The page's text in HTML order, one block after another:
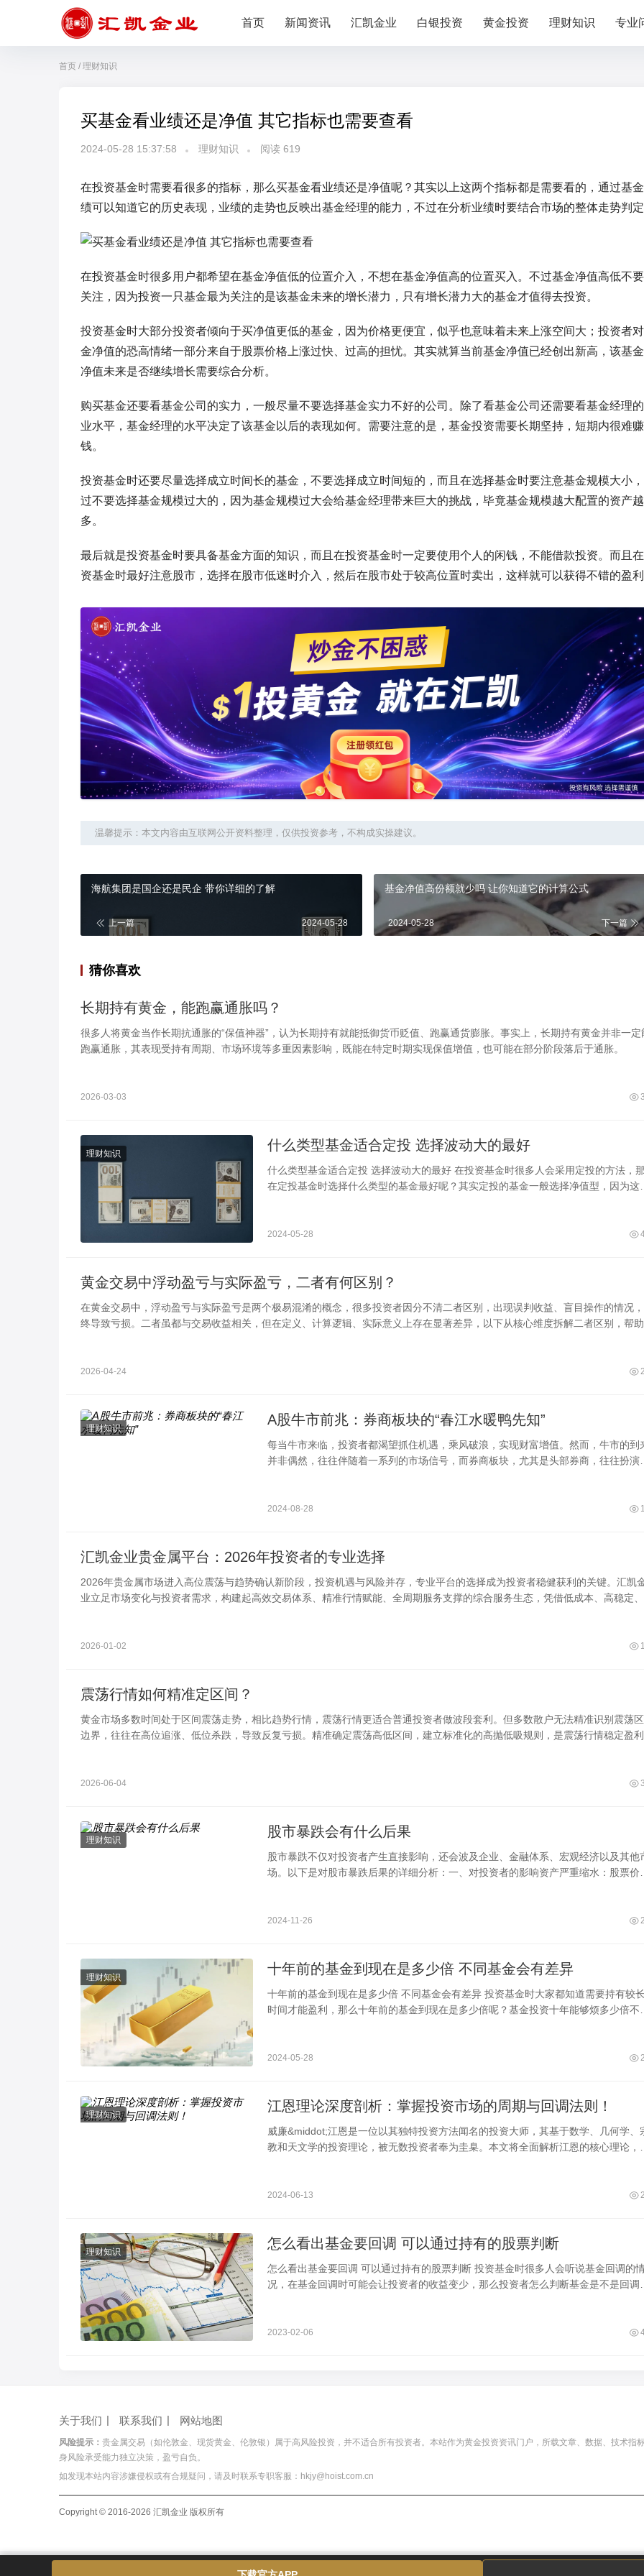
首页 新闻资讯 汇凯金业 白银投资 黄金投资 理财知识 专业
首页 / 理财知识
买基金看业绩还是净值 其它指标也需要查看
2024-05-28 15:37:58 理财知识 阅读 619
在投资基金时需要看很多的指标，那么买基金看业绩还是净值呢？其实以上这两个指标都是需要看的，通过基
绩可以知道它的历史表现，业绩的走势也反映出基金经理的能力，不过在分析业绩时要结合市场的整体走势判定
在投资基金时很多用户都希望在基金净值低的位置介入，不想在基金净值高的位置买入。不过基金净值高低不
关注，因为投资一只基金最为关注的是该基金未来的增长潜力，只有增长潜力大的基金才值得去投资。
投资基金时大部分投资者倾向于买净值更低的基金，因为价格更便宜，似乎也意味着未来上涨空间大；投资者
金净值的恐高情绪一部分来自于股票价格上涨过快、过高的担忧。其实就算当前基金净值已经创出新高，该基
净值未来是否继续增长需要综合分析。
购买基金还要看基金公司的实力，一般尽量不要选择基金实力不好的公司。除了看基金公司还需要看基金经理
业水平，基金经理的水平决定了该基金以后的表现如何。需要注意的是，基金投资需要长期坚持，短期内很难赚
钱。
投资基金时还要尽量选择成立时间长的基金，不要选择成立时间短的，而且在选择基金时要注意基金规模大小
过不要选择基金规模过大的，因为基金规模过大会给基金经理带来巨大的挑战，毕竟基金规模越大配置的资产越
多。
最后就是投资基金时要具备基金方面的知识，而且在投资基金时一定要使用个人的闲钱，不能借款投资。而且
资基金时最好注意股市，选择在股市低迷时介入，然后在股市处于较高位置时卖出，这样就可以获得不错的盈利
温馨提示：本文内容由互联网公开资料整理，仅供投资参考，不构成实操建议。
海航集团是国企还是民企 带你详细的了解
上一篇 2024-05-28
基金净值高份额就少吗 让你知道它的计算公式
2024-05-28 下一篇
猜你喜欢
长期持有黄金，能跑赢通胀吗？
很多人将黄金当作长期抗通胀的“保值神器”，认为长期持有就能抵御货币贬值、跑赢通货膨胀。事实上，长期持有黄金并非一定
跑赢通胀，其表现受持有周期、市场环境等多重因素影响，既能在特定时期实现保值增值，也可能在部分阶段落后于通胀。
2026-03-03
理财知识
什么类型基金适合定投 选择波动大的最好
什么类型基金适合定投 选择波动大的最好 在投资基金时很多人会采用定投的方法，那么
在定投基金时选择什么类型的基金最好呢？其实定投的基金一般选择净值型，因为这样
2024-05-28
黄金交易中浮动盈亏与实际盈亏，二者有何区别？
在黄金交易中，浮动盈亏与实际盈亏是两个极易混淆的概念，很多投资者因分不清二者区别，出现误判收益、盲目操作的情况
终导致亏损。二者虽都与交易收益相关，但在定义、计算逻辑、实际意义上存在显著差异，以下从核心维度拆解二者区别，帮助
2026-04-24
理财知识
A股牛市前兆：券商板块的“春江水暖鸭先知”
每当牛市来临，投资者都渴望抓住机遇，乘风破浪，实现财富增值。然而，牛市的到
并非偶然，往往伴随着一系列的市场信号，而券商板块，尤其是头部券商，往往扮演着
2024-08-28
汇凯金业贵金属平台：2026年投资者的专业选择
2026年贵金属市场进入高位震荡与趋势确认新阶段，投资机遇与风险并存，专业平台的选择成为投资者稳健获利的关键。汇凯
业立足市场变化与投资者需求，构建起高效交易体系、精准行情赋能、全周期服务支撑的综合服务生态，凭借低成本、高稳定、
2026-01-02
震荡行情如何精准定区间？
黄金市场多数时间处于区间震荡走势，相比趋势行情，震荡行情更适合普通投资者做波段套利。但多数散户无法精准识别震荡
边界，往往在高位追涨、低位杀跌，导致反复亏损。精准确定震荡高低区间，建立标准化的高抛低吸规则，是震荡行情稳定盈利
2026-06-04
理财知识
股市暴跌会有什么后果
股市暴跌不仅对投资者产生直接影响，还会波及企业、金融体系、宏观经济以及其他
场。以下是对股市暴跌后果的详细分析：一、对投资者的影响资产严重缩水：股票价格
2024-11-26
理财知识
十年前的基金到现在是多少倍 不同基金会有差异
十年前的基金到现在是多少倍 不同基金会有差异 投资基金时大家都知道需要持有较长的
时间才能盈利，那么十年前的基金到现在是多少倍呢？基金投资十年能够烦多少倍不同
2024-05-28
理财知识
江恩理论深度剖析：掌握投资市场的周期与回调法则！
威廉&middot;江恩是一位以其独特投资方法闻名的投资大师，其基于数学、几何学、
教和天文学的投资理论，被无数投资者奉为圭臬。本文将全面解析江恩的核心理论，包
2024-06-13
理财知识
怎么看出基金要回调 可以通过持有的股票判断
怎么看出基金要回调 可以通过持有的股票判断 投资基金时很多人会听说基金回调的
况，在基金回调时可能会让投资者的收益变少，那么投资者怎么判断基金是不是回调
2023-02-06
关于我们 联系我们 网站地图
风险提示： 贵金属交易（如伦敦金、现货黄金、伦敦银）属于高风险投资，并不适合所有投资者。本站作为黄金投资资讯门户，所载文章、数据、技术指
身风险承受能力独立决策，盈亏自负。
如发现本站内容涉嫌侵权或有合规疑问，请及时联系专职客服：hkjy@hoist.com.cn
Copyright © 2016-2026 汇凯金业 版权所有